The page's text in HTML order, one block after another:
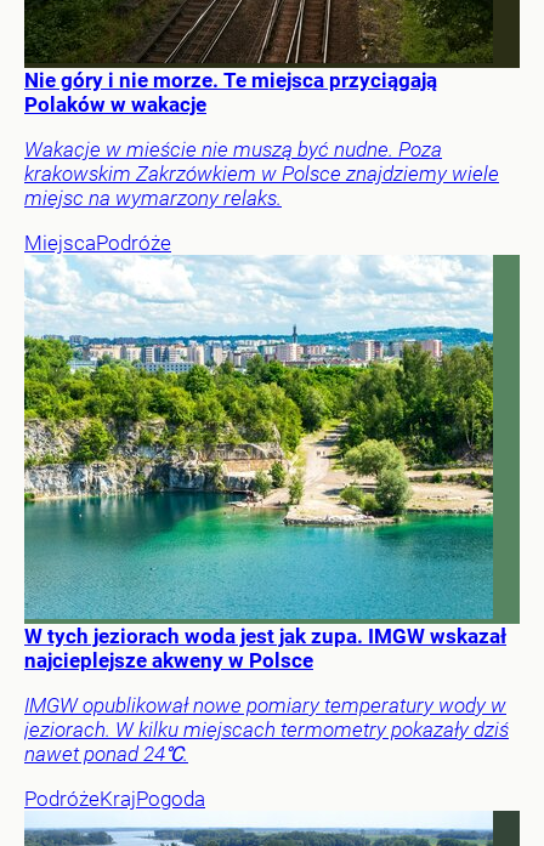
Nie góry i nie morze. Te miejsca przyciągają
Polaków w wakacje
Wakacje w mieście nie muszą być nudne. Poza
krakowskim Zakrzówkiem w Polsce znajdziemy wiele
miejsc na wymarzony relaks.
MiejscaPodróże
W tych jeziorach woda jest jak zupa. IMGW wskazał
najcieplejsze akweny w Polsce
IMGW opublikował nowe pomiary temperatury wody w
jeziorach. W kilku miejscach termometry pokazały dziś
nawet ponad 24℃.
PodróżeKrajPogoda